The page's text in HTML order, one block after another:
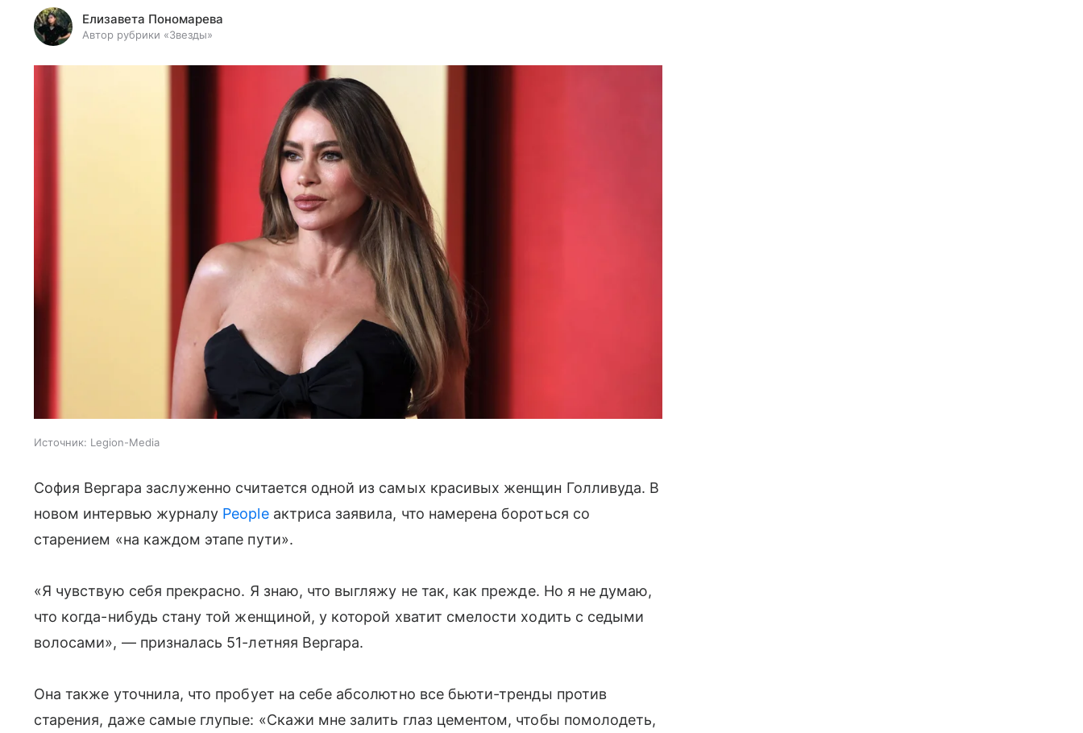
Елизавета Пономарева
Автор рубрики «Звезды»
Источник: Legion-Media
София Вергара заслуженно считается одной из самых красивых женщин Голливуда. В
новом интервью журналу Peopleактриса заявила, что намерена бороться со
старением «на каждом этапе пути».
«Я чувствую себя прекрасно. Я знаю, что выгляжу не так, как прежде. Но я не думаю,
что когда-нибудь стану той женщиной, у которой хватит смелости ходить с седыми
волосами», — призналась 51-летняя Вергара.
Она также уточнила, что пробует на себе абсолютно все бьюти-тренды против
старения, даже самые глупые: «Скажи мне залить глаз цементом, чтобы помолодеть,